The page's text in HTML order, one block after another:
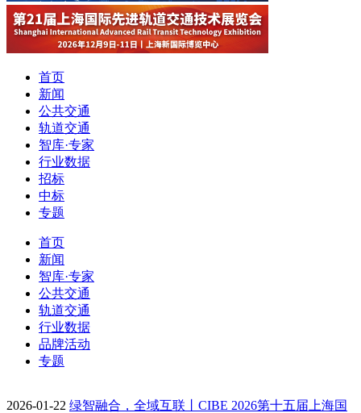
首页
新闻
公共交通
轨道交通
智库·专家
行业数据
招标
中标
专题
首页
新闻
智库·专家
公共交通
轨道交通
行业数据
品牌活动
专题
2026-01-22 绿智融合，全域互联丨CIBE 2026第十五届上海国